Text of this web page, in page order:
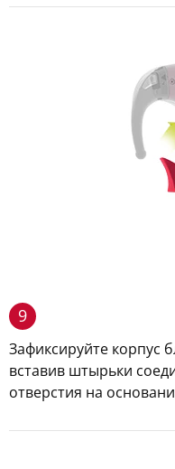
9
Зафиксируйте корпус
вставив штырьки
отверстия на